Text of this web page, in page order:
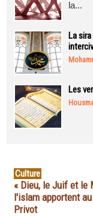
la...
La
Les
Culture
« Dieu, le Juif et le
l'islam apportent
Privot